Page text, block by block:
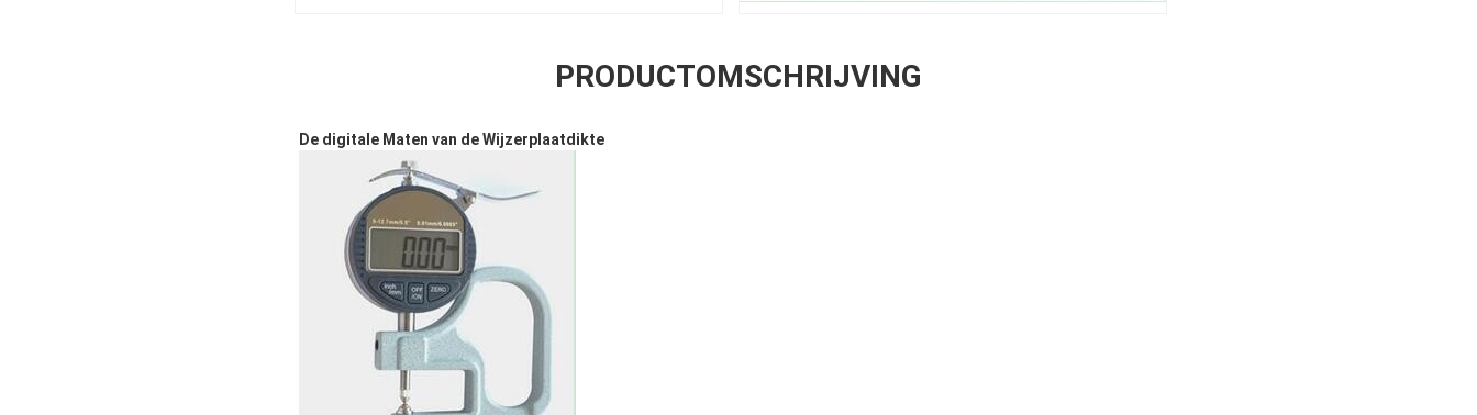
PRODUCTOMSCHRIJVING
De digitale Maten van de Wijzerplaatdikte